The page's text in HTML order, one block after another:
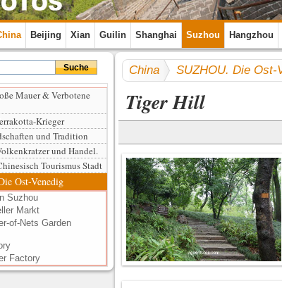
Beijing Xian Guilin Shanghai Suzhou Hangzhou
China SUZHOU. Die Ost-
Tiger Hill
Mauer & Verbotene
Krieger
und Tradition
und Handel.
Tourismus Stadt
Ost-Venedig
Suzhou
Markt
of-Nets Garden
Factory